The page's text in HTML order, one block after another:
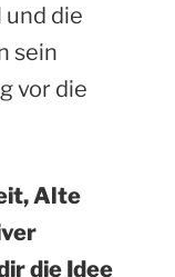
und die
sein
vor die
Alte
die Idee